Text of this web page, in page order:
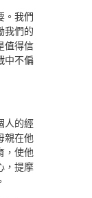
。我們
我們的
值得信
中不偏
人的經
親在他
，使他
，提摩